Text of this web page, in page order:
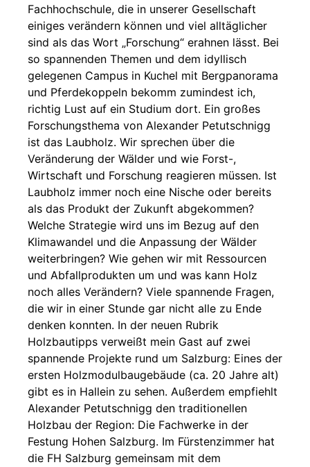
Fachhochschule, die in unserer Gesellschaft
einiges verändern können und viel alltäglicher
sind als das Wort „Forschung“ erahnen lässt. Bei
so spannenden Themen und dem idyllisch
gelegenen Campus in Kuchel mit Bergpanorama
und Pferdekoppeln bekomm zumindest ich,
richtig Lust auf ein Studium dort. Ein großes
Forschungsthema von Alexander Petutschnigg
ist das Laubholz. Wir sprechen über die
Veränderung der Wälder und wie Forst-,
Wirtschaft und Forschung reagieren müssen. Ist
Laubholz immer noch eine Nische oder bereits
als das Produkt der Zukunft abgekommen?
Welche Strategie wird uns im Bezug auf den
Klimawandel und die Anpassung der Wälder
weiterbringen? Wie gehen wir mit Ressourcen
und Abfallprodukten um und was kann Holz
noch alles Verändern? Viele spannende Fragen,
die wir in einer Stunde gar nicht alle zu Ende
denken konnten. In der neuen Rubrik
Holzbautipps verweißt mein Gast auf zwei
spannende Projekte rund um Salzburg: Eines der
ersten Holzmodulbaugebäude (ca. 20 Jahre alt)
gibt es in Hallein zu sehen. Außerdem empfiehlt
Alexander Petutschnigg den traditionellen
Holzbau der Region: Die Fachwerke in der
Festung Hohen Salzburg. Im Fürstenzimmer hat
die FH Salzburg gemeinsam mit dem